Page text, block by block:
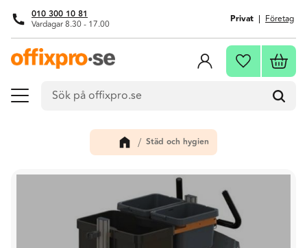
Meny
010 300 10 81
Vardagar 8.30 - 17.00 Privat Företag
Favoriter
Städ och hygien